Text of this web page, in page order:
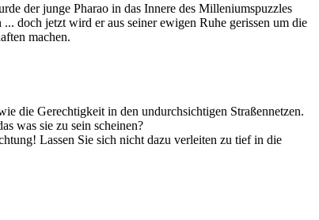
der junge Pharao in das Innere des Milleniumspuzzles
doch jetzt wird er aus seiner ewigen Ruhe gerissen um die
machen.
die Gerechtigkeit in den undurchsichtigen Straßennetzen.
was sie zu sein scheinen?
Lassen Sie sich nicht dazu verleiten zu tief in die